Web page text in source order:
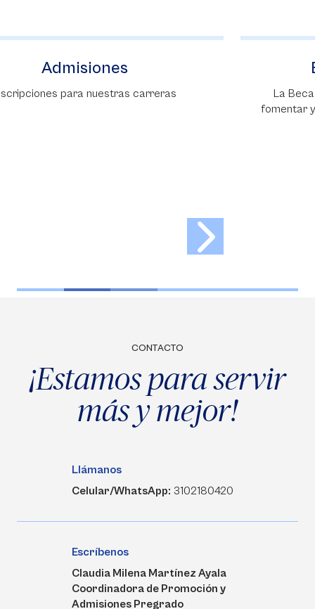
Beca Excelencia
La Beca Excelencia tiene como objetivo
CONTACTO
¡Estamos para servir
más y mejor!
Llámanos
Celular/WhatsApp: 3102180420
Escríbenos
Claudia Milena Martínez Ayala
Coordinadora de Promoción y
Admisiones Pregrado